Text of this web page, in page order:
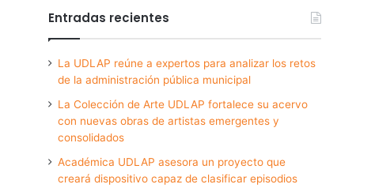
Entradas recientes
La UDLAP reúne a expertos para analizar los retos
de la administración pública municipal
La Colección de Arte UDLAP fortalece su acervo
con nuevas obras de artistas emergentes y
consolidados
Académica UDLAP asesora un proyecto que
creará dispositivo capaz de clasificar episodios